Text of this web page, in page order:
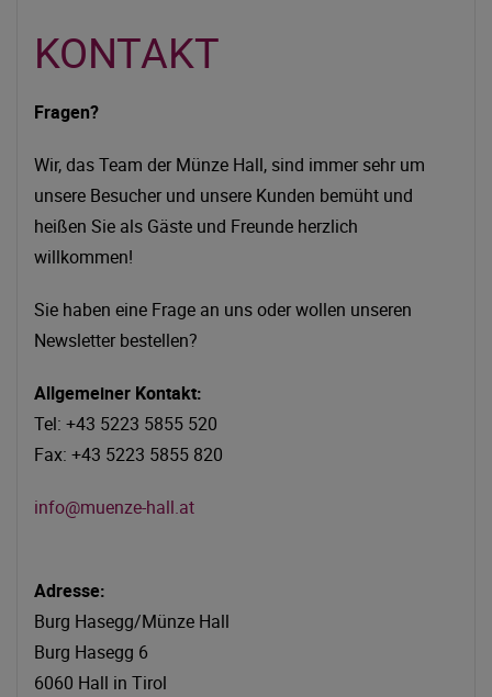
KONTAKT
Fragen?
Wir, das Team der Münze Hall, sind immer sehr um
unsere Besucher und unsere Kunden bemüht und
heißen Sie als Gäste und Freunde herzlich
willkommen!
Sie haben eine Frage an uns oder wollen unseren
Newsletter bestellen?
Allgemeiner Kontakt:
Tel: +43 5223 5855 520
Fax: +43 5223 5855 820
info@muenze-hall.at
Adresse:
Burg Hasegg/Münze Hall
Burg Hasegg 6
6060 Hall in Tirol